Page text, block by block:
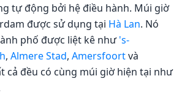
tự động bởi hệ điều hành. Múi giờ
được sử dụng tại Hà Lan. Nó
phố được liệt kê như's-
, Almere Stad, Amersfoortvà
cả đều có cùng múi giờ hiện tại như